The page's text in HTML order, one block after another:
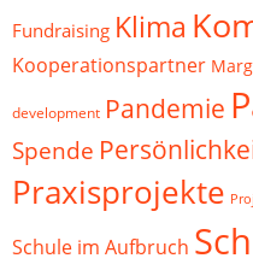
Fundraising Klima
Kooperationspartner
development Pandemie
Spende
Praxisprojekte
Schule im Aufbruch